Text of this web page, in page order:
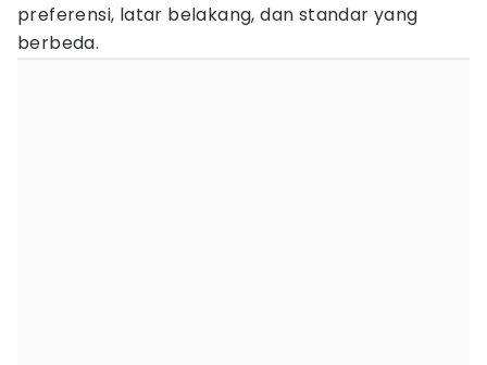
preferensi, latar belakang, dan standar yang
berbeda.